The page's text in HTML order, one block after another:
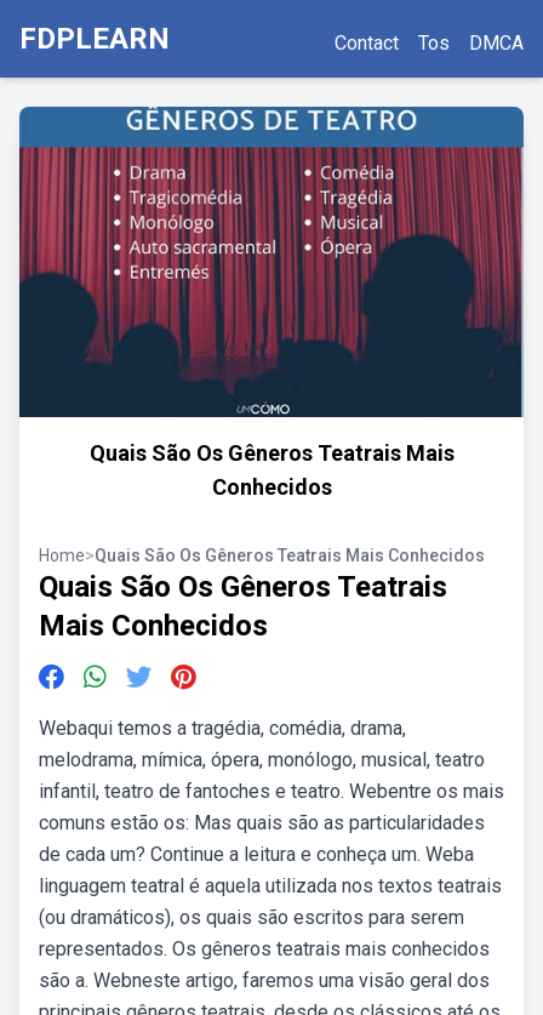
FDPLEARN Contact Tos DMCA
Quais São Os Gêneros Teatrais Mais
Conhecidos
Home>Quais São Os Gêneros Teatrais Mais Conhecidos
Quais São Os Gêneros Teatrais
Mais Conhecidos
Webaqui temos a tragédia, comédia, drama,
melodrama, mímica, ópera, monólogo, musical, teatro
infantil, teatro de fantoches e teatro. Webentre os mais
comuns estão os: Mas quais são as particularidades
de cada um? Continue a leitura e conheça um. Weba
linguagem teatral é aquela utilizada nos textos teatrais
(ou dramáticos), os quais são escritos para serem
representados. Os gêneros teatrais mais conhecidos
são a. Webneste artigo, faremos uma visão geral dos